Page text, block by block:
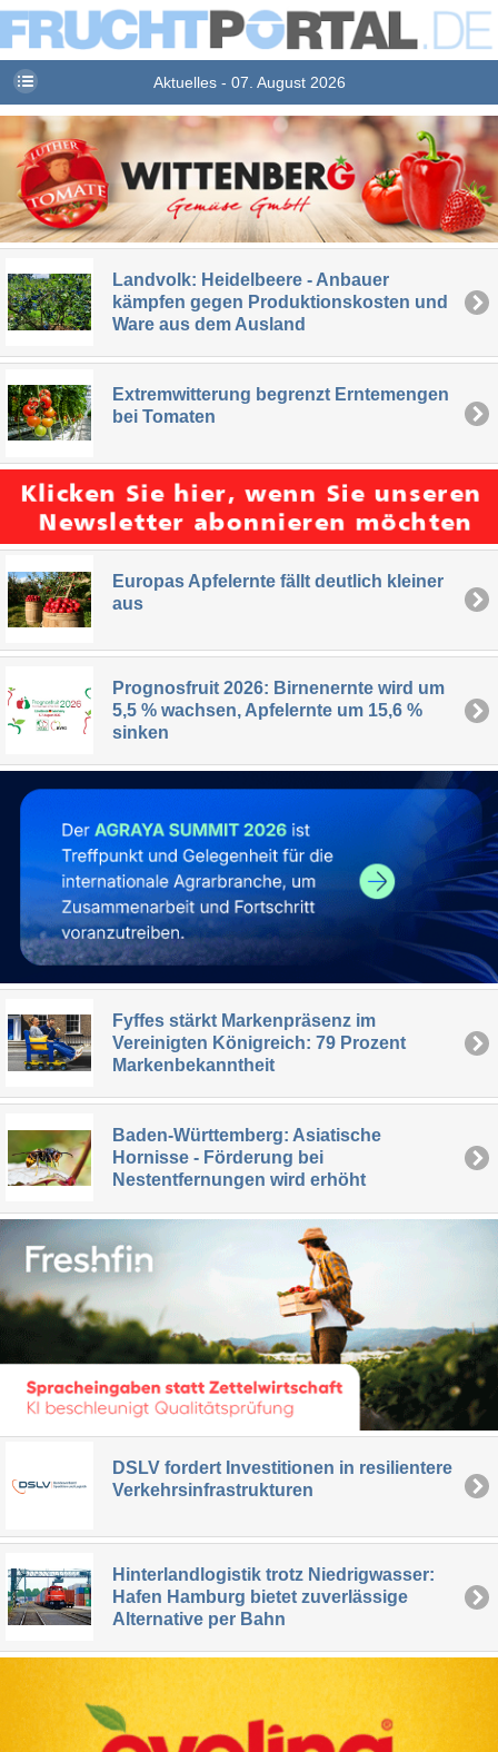
Aktuelles - 07. August 2026
Landvolk: Heidelbeere - Anbauer
kämpfen gegen Produktionskosten und
Ware aus dem Ausland
Extremwitterung begrenzt Erntemengen
bei Tomaten
Europas Apfelernte fällt deutlich kleiner
aus
Prognosfruit 2026: Birnenernte wird um
5,5 % wachsen, Apfelernte um 15,6 %
sinken
Fyffes stärkt Markenpräsenz im
Vereinigten Königreich: 79 Prozent
Markenbekanntheit
Baden-Württemberg: Asiatische
Hornisse - Förderung bei
Nestentfernungen wird erhöht
DSLV fordert Investitionen in resilientere
Verkehrsinfrastrukturen
Hinterlandlogistik trotz Niedrigwasser:
Hafen Hamburg bietet zuverlässige
Alternative per Bahn